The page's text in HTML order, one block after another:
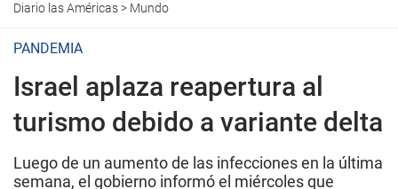
Diario las Américas> Mundo
PANDEMIA
Israel aplaza reapertura al
turismo debido a variante delta
Luego de un aumento de las infecciones en la última
semana, el gobierno informó el miércoles que